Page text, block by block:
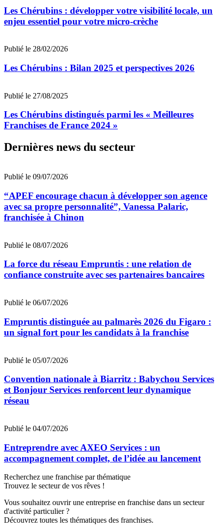
Les Chérubins : développer votre visibilité locale, un
enjeu essentiel pour votre micro-crèche
Publié le 28/02/2026
Les Chérubins : Bilan 2025 et perspectives 2026
Publié le 27/08/2025
Les Chérubins distingués parmi les « Meilleures
Franchises de France 2024 »
Dernières news du secteur
Publié le 09/07/2026
“APEF encourage chacun à développer son agence
avec sa propre personnalité”, Vanessa Palaric,
franchisée à Chinon
Publié le 08/07/2026
La force du réseau Empruntis : une relation de
confiance construite avec ses partenaires bancaires
Publié le 06/07/2026
Empruntis distinguée au palmarès 2026 du Figaro :
un signal fort pour les candidats à la franchise
Publié le 05/07/2026
Convention nationale à Biarritz : Babychou Services
et Bonjour Services renforcent leur dynamique
réseau
Publié le 04/07/2026
Entreprendre avec AXEO Services : un
accompagnement complet, de l’idée au lancement
Recherchez une franchise par thématique
Trouvez le secteur de vos rêves !
Vous souhaitez ouvrir une entreprise en franchise dans un secteur
d'activité particulier ?
Découvrez toutes les thématiques des franchises.